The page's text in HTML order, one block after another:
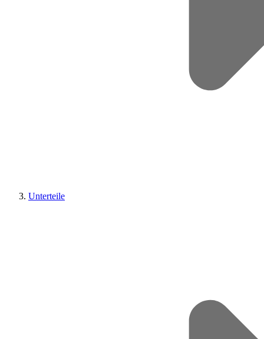
Unterteile